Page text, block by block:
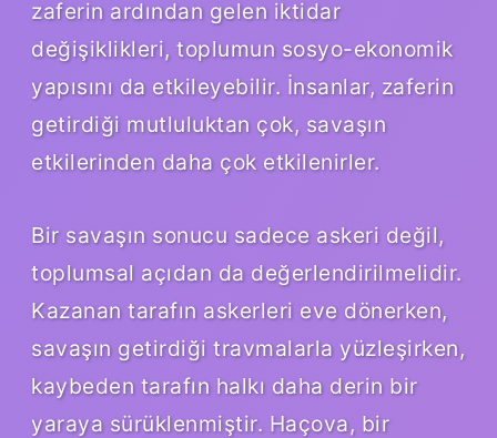
zaferin ardından gelen iktidar
değişiklikleri, toplumun sosyo-ekonomik
yapısını da etkileyebilir. İnsanlar, zaferin
getirdiği mutluluktan çok, savaşın
etkilerinden daha çok etkilenirler.
Bir savaşın sonucu sadece askeri değil,
toplumsal açıdan da değerlendirilmelidir.
Kazanan tarafın askerleri eve dönerken,
savaşın getirdiği travmalarla yüzleşirken,
kaybeden tarafın halkı daha derin bir
yaraya sürüklenmiştir. Haçova, bir